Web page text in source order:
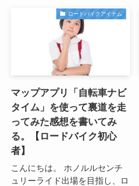
ロードバイクアイテム
マップアプリ「自転車ナビ
タイム」を使って裏道を走
ってみた感想を書いてみ
る。【ロードバイク初心
者】
こんにちは。 ホノルルセンチ
ュリーライド出場を目指し、ロ